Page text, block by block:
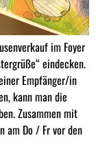
im Foyer
eindecken.
Empfänger/in
kann man die
Zusammen mit
am Do / Fr vor den